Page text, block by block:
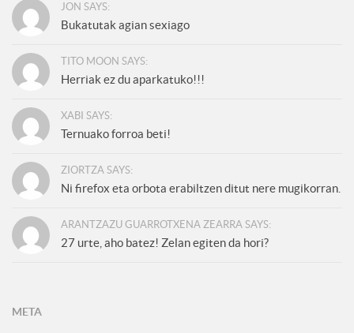
JON SAYS:
Bukatutak agian sexiago
TITO MOON SAYS:
Herriak ez du aparkatuko!!!
XABI SAYS:
Ternuako forroa beti!
ZIORTZA SAYS:
Ni firefox eta orbota erabiltzen ditut nere mugikorran.
ARANTZAZU GUARROTXENA ZEARRA SAYS:
27 urte, aho batez! Zelan egiten da hori?
META